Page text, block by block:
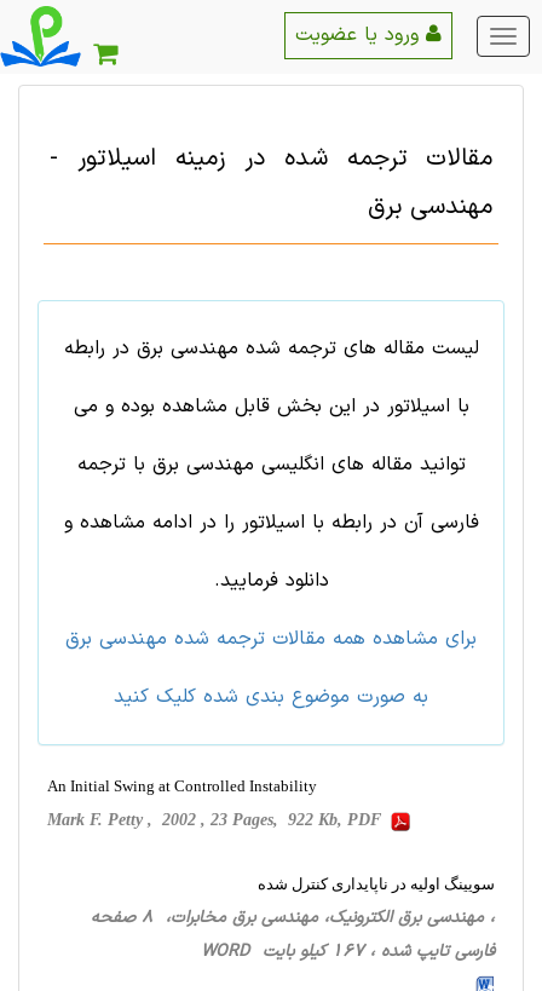
منو
اصلی
مقالات ترجمه شده در زمینه اسیلاتور -
مهندسی برق
لیست مقاله های ترجمه شده مهندسی برق در رابطه
با اسیلاتور در این بخش قابل مشاهده بوده و می
توانید مقاله های انگلیسی مهندسی برق با ترجمه
فارسی آن در رابطه با اسیلاتور را در ادامه مشاهده و
دانلود فرمایید.
برای مشاهده همه مقالات ترجمه شده مهندسی برق
به صورت موضوع بندی شده کلیک کنید
An Initial Swing at Controlled Instability
Mark F. Petty , 2002 , 23 Pages, 922 Kb, PDF
سویینگ اولیه در ناپایداری کنترل شده
، مهندسی برق الکترونیک، مهندسی برق مخابرات، 8 صفحه
فارسی تایپ شده ، 167 کیلو بایت WORD